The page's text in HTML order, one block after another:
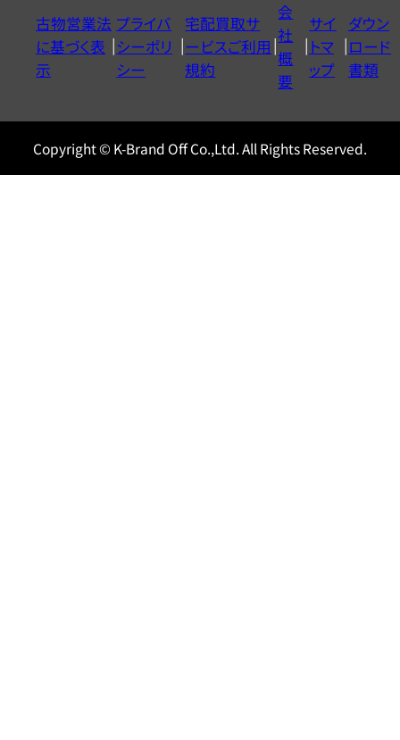
ヤ
ル
0120604117
古物営業法
に基づく表
示
プライバ
シーポリ
シー
宅配買取サ
ービスご利用
規約
会
社
概
要
サイ
トマ
ップ
ダウン
ロード
書類
Copyright © K-Brand Off Co.,Ltd. All Rights Reserved.